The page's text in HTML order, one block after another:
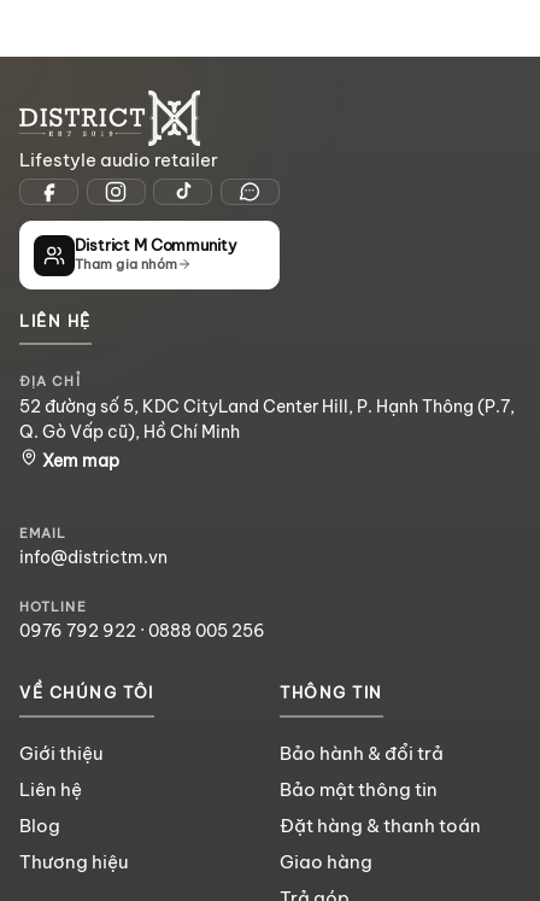
Lifestyle audio retailer
District M Community
Tham gia nhóm
LIÊN HỆ
ĐỊA CHỈ
52 đường số 5, KDC CityLand Center Hill, P. Hạnh Thông (P.7,
Q. Gò Vấp cũ), Hồ Chí Minh
Xem map
EMAIL
info@districtm.vn
HOTLINE
0976 792 922 · 0888 005 256
VỀ CHÚNG TÔI
Giới thiệu
Liên hệ
Blog
Thương hiệu
THÔNG TIN
Bảo hành & đổi trả
Bảo mật thông tin
Đặt hàng & thanh toán
Giao hàng